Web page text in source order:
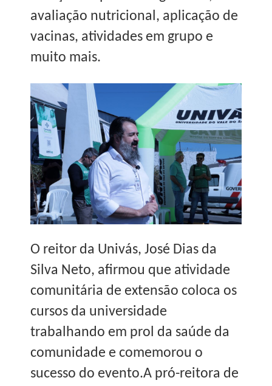
avaliação nutricional, aplicação de
vacinas, atividades em grupo e
muito mais.
O reitor da Univás, José Dias da
Silva Neto, afirmou que atividade
comunitária de extensão coloca os
cursos da universidade
trabalhando em prol da saúde da
comunidade e comemorou o
sucesso do evento.A pró-reitora de